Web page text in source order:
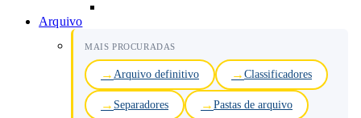
Arquivo
MAIS PROCURADAS
Arquivo definitivo Classificadores
Separadores Pastas de arquivo